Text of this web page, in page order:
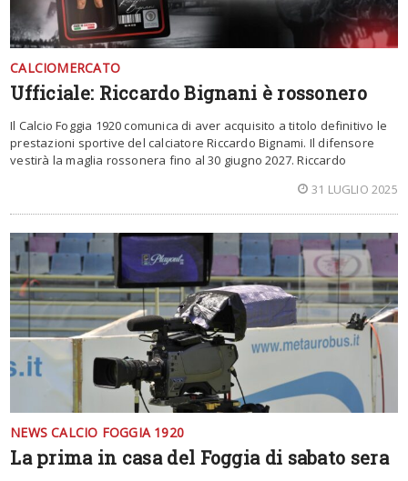
CALCIOMERCATO
Ufficiale: Riccardo Bignani è rossonero
Il Calcio Foggia 1920 comunica di aver acquisito a titolo definitivo le
prestazioni sportive del calciatore Riccardo Bignami. Il difensore
vestirà la maglia rossonera fino al 30 giugno 2027. Riccardo
31 LUGLIO 2025
NEWS CALCIO FOGGIA 1920
La prima in casa del Foggia di sabato sera